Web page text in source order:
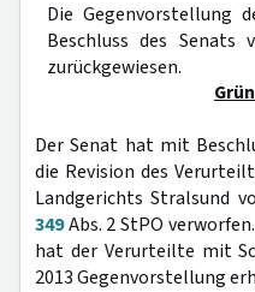
Die Gegenvorstellung
Beschluss des Senats
zurückgewiesen.
Der Senat hat mit
die Revision des
Landgerichts Stralsund
349Abs. 2 StPO
hat der Verurteilte mit
2013 Gegenvorstellung